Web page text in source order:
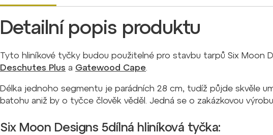
Detailní popis produktu
Tyto hliníkové tyčky budou použitelné pro stavbu tarpů Six Moon
Deschutes Plus a Gatewood Cape.
Délka jednoho segmentu je parádních 28 cm, tudíž půjde skvěle
batohu aniž by o tyčce člověk věděl. Jedná se o zakázkovou
Six Moon Designs 5dílná hliníková tyčka: